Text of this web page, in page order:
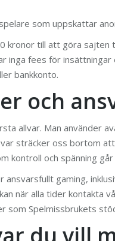
som uppskattar
kronor till att göra
inga fees för
bankkonto.
och
allvar. Man använder
sträcker oss bortom
kontroll och spänning går
gaming,
när alla tider kontakta
som Spelmissbrukets